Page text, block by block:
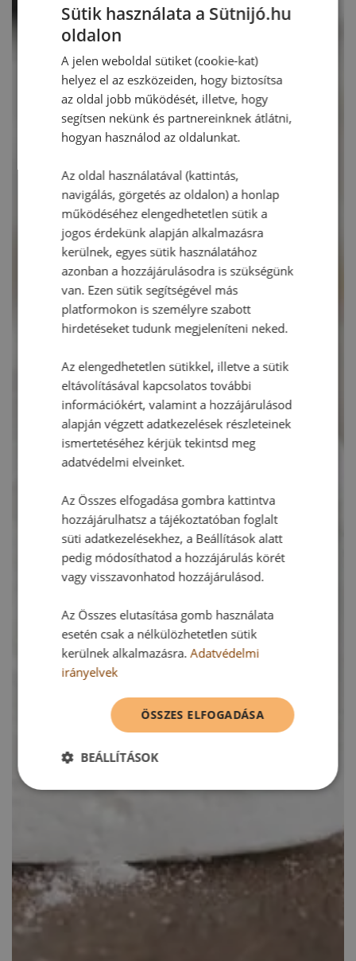
Sütik használata a Sütnijó.hu
oldalon
A jelen weboldal sütiket (cookie-kat)
helyez el az eszközeiden, hogy biztosítsa
az oldal jobb működését, illetve, hogy
segítsen nekünk és partnereinknek átlátni,
hogyan használod az oldalunkat.
Az oldal használatával (kattintás,
navigálás, görgetés az oldalon) a honlap
működéséhez elengedhetetlen sütik a
jogos érdekünk alapján alkalmazásra
kerülnek, egyes sütik használatához
azonban a hozzájárulásodra is szükségünk
van. Ezen sütik segítségével más
platformokon is személyre szabott
hirdetéseket tudunk megjeleníteni neked.
Az elengedhetetlen sütikkel, illetve a sütik
eltávolításával kapcsolatos további
információkért, valamint a hozzájárulásod
alapján végzett adatkezelések részleteinek
ismertetéséhez kérjük tekintsd meg
adatvédelmi elveinket.
Az Összes elfogadása gombra kattintva
hozzájárulhatsz a tájékoztatóban foglalt
süti adatkezelésekhez, a Beállítások alatt
pedig módosíthatod a hozzájárulás körét
vagy visszavonhatod hozzájárulásod.
Az Összes elutasítása gomb használata
esetén csak a nélkülözhetetlen sütik
kerülnek alkalmazásra.Adatvédelmi
irányelvek
ÖSSZES ELFOGADÁSA
BEÁLLÍTÁSOK